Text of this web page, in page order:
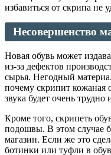
избавиться от скрипа не
Несовершенство
Новая обувь может
из-за дефектов
сырья. Негодный
почему скрипит кожаная
звука будет очень трудно
Кроме того, скрипеть
подошвы. В этом случае
магазин. Если же это
ботинки или туфли в